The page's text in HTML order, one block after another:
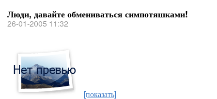
Люди, давайте обмениваться симпотяшками!
26-01-2005 11:32
[показать]